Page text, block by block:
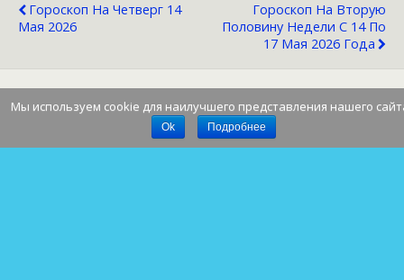
Гороскоп На Четверг 14
Мая 2026
Гороскоп На Вторую
Половину Недели С 14 По
17 Мая 2026 Года
Мы используем cookie для наилучшего представления нашего
Ok Подробнее
Наверх